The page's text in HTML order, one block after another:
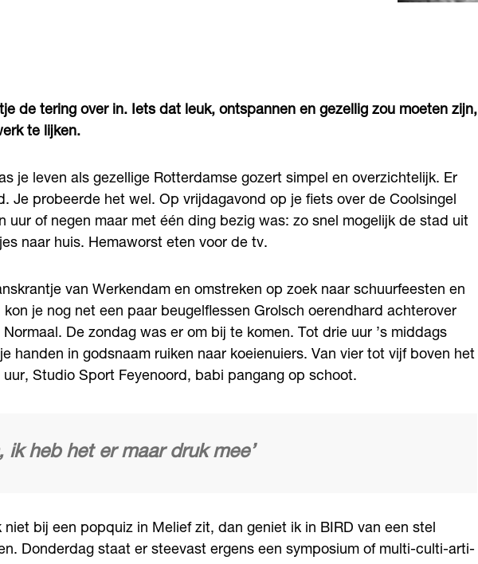
de tering over in. Iets dat leuk, ontspannen en gezellig zou moeten zijn,
te lijken.
je leven als gezellige Rotterdamse gozert simpel en overzichtelijk. Er
Je probeerde het wel. Op vrijdagavond op je fiets over de Coolsingel
uur of negen maar met één ding bezig was: zo snel mogelijk de stad uit
naar huis. Hemaworst eten voor de tv.
van Werkendam en omstreken op zoek naar schuurfeesten en
je nog net een paar beugelflessen Grolsch oerendhard achterover
De zondag was er om bij te komen. Tot drie uur ’s middags
handen in godsnaam ruiken naar koeienuiers. Van vier tot vijf boven het
Studio Sport Feyenoord, babi pangang op schoot.
ik heb het er maar druk mee’
bij een popquiz in Melief zit, dan geniet ik in BIRD van een stel
Donderdag staat er steevast ergens een symposium of multi-culti-arti-